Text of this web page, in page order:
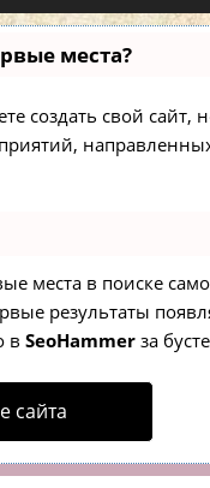
места?
создать свой сайт,
места в поиске
результаты
в SeoHammerза
сайта